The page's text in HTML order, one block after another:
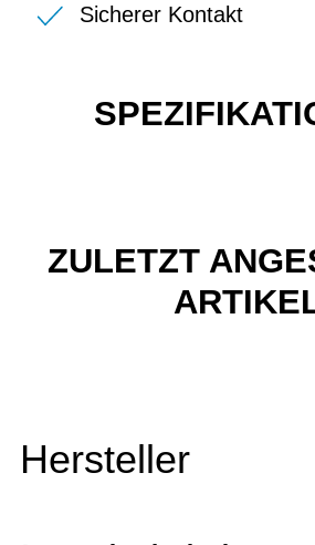
Sicherer Kontakt
ZULETZT
Hersteller